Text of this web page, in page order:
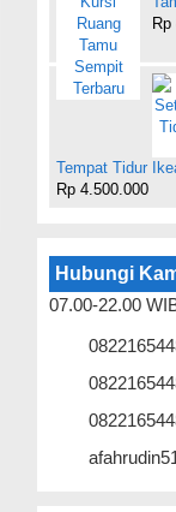
Tempat Tidur
Rp 4.500.000
Hubungi
07.00-22.00